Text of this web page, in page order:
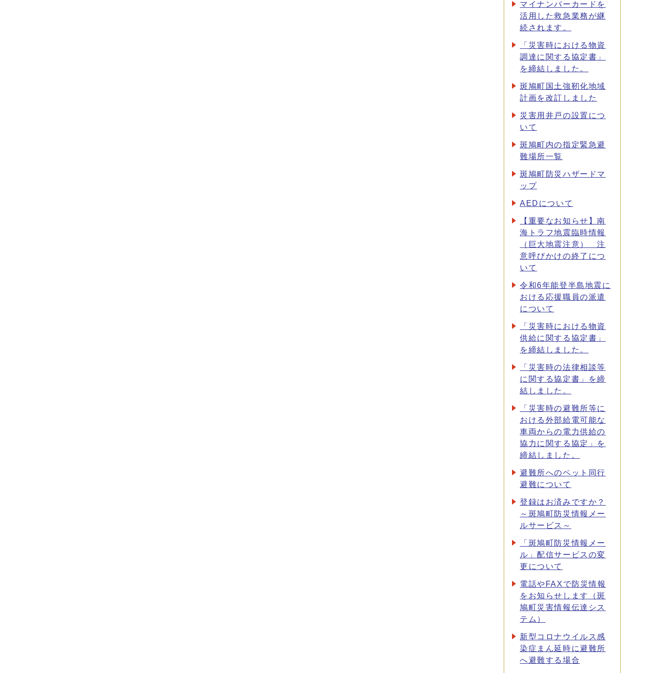
マイナンバーカードを
活用した救急業務が継
続されます。
「災害時における物資
調達に関する協定書」
を締結しました。
斑鳩町国土強靭化地域
計画を改訂しました
災害用井戸の設置につ
いて
斑鳩町内の指定緊急避
難場所一覧
斑鳩町防災ハザードマ
ップ
AEDについて
【重要なお知らせ】南
海トラフ地震臨時情報
（巨大地震注意） 注
意呼びかけの終了につ
いて
令和6年能登半島地震に
おける応援職員の派遣
について
「災害時における物資
供給に関する協定書」
を締結しました。
「災害時の法律相談等
に関する協定書」を締
結しました。
「災害時の避難所等に
おける外部給電可能な
車両からの電力供給の
協力に関する協定」を
締結しました。
避難所へのペット同行
避難について
登録はお済みですか？
～斑鳩町防災情報メー
ルサービス～
「斑鳩町防災情報メー
ル」配信サービスの変
更について
電話やFAXで防災情報
をお知らせします（斑
鳩町災害情報伝達シス
テム）
新型コロナウイルス感
染症まん延時に避難所
へ避難する場合